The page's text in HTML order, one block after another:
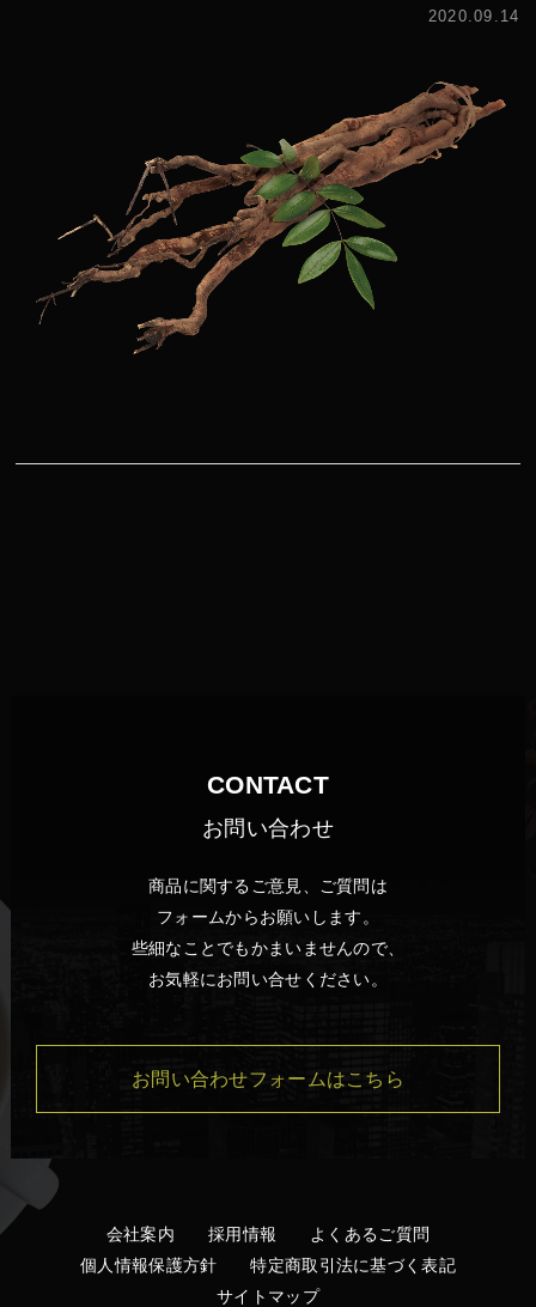
2020.09.14
CONTACT
お問い合わせ
商品に関するご意見、ご質問は
フォームからお願いします。
些細なことでもかまいませんので、
お気軽にお問い合せください。
お問い合わせフォームはこちら
会社案内 採用情報
よくあるご質問
個人情報保護方針
特定商取引法に基づく表記
サイトマップ